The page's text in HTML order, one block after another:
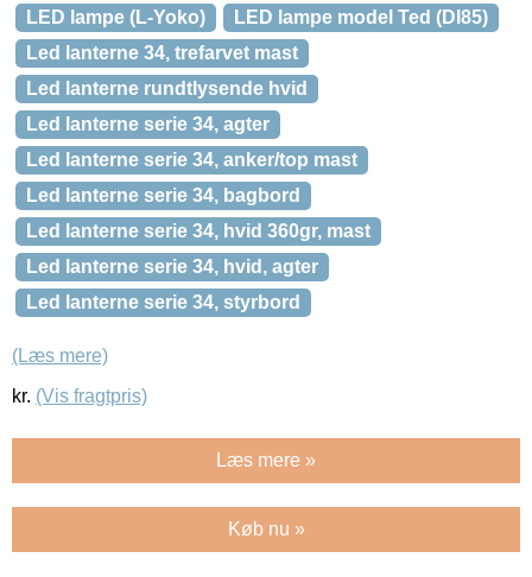
LED lampe (L-Yoko)
LED lampe model Ted (Dl85)
Led lanterne 34, trefarvet mast
Led lanterne rundtlysende hvid
Led lanterne serie 34, agter
Led lanterne serie 34, anker/top mast
Led lanterne serie 34, bagbord
Led lanterne serie 34, hvid 360gr, mast
Led lanterne serie 34, hvid, agter
Led lanterne serie 34, styrbord
(Læs mere)
kr. (Vis fragtpris)
Læs mere »
Køb nu »